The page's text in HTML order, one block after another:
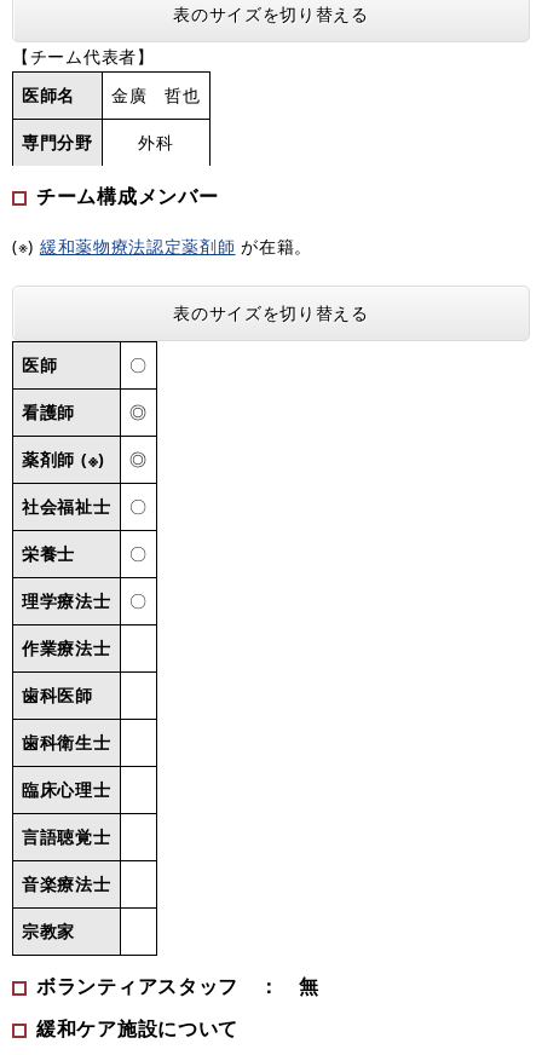
表のサイズを切り替える
【チーム代表者】
医師名
金廣 哲也
専門分野 外科
チーム構成メンバー
(※) 緩和薬物療法認定薬剤師 が在籍。
表のサイズを切り替える
医師 〇
看護師 ◎
薬剤師 (※) ◎
社会福祉士 〇
栄養士 〇
理学療法士 〇
作業療法士
歯科医師
歯科衛生士
臨床心理士
言語聴覚士
音楽療法士
宗教家
ボランティアスタッフ ： 無
緩和ケア施設について